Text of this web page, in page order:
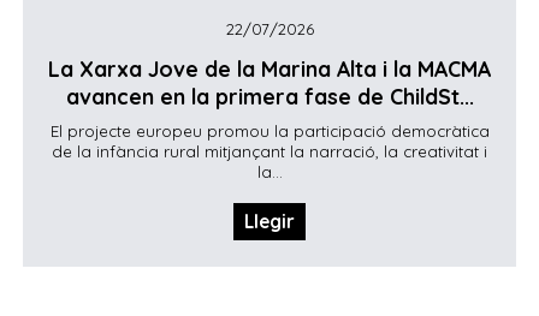
22/07/2026
La Xarxa Jove de la Marina Alta i la MACMA
avancen en la primera fase de ChildSt...
El projecte europeu promou la participació democràtica
de la infància rural mitjançant la narració, la creativitat i
la...
Llegir